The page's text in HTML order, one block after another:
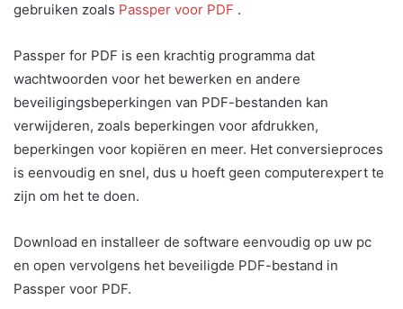
gebruiken zoals Passper voor PDF .
Passper for PDF is een krachtig programma dat
wachtwoorden voor het bewerken en andere
beveiligingsbeperkingen van PDF-bestanden kan
verwijderen, zoals beperkingen voor afdrukken,
beperkingen voor kopiëren en meer. Het conversieproces
is eenvoudig en snel, dus u hoeft geen computerexpert te
zijn om het te doen.
Download en installeer de software eenvoudig op uw pc
en open vervolgens het beveiligde PDF-bestand in
Passper voor PDF.